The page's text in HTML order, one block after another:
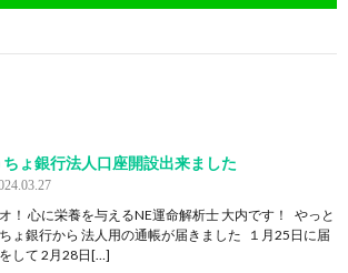
ちょ銀行法人口座開設出来ました
！ 心に栄養を与えるNE運命解析士 大内です！ やっと
ょ銀行から 法人用の通帳が届きました １月25日に届
して 2月28日[…]